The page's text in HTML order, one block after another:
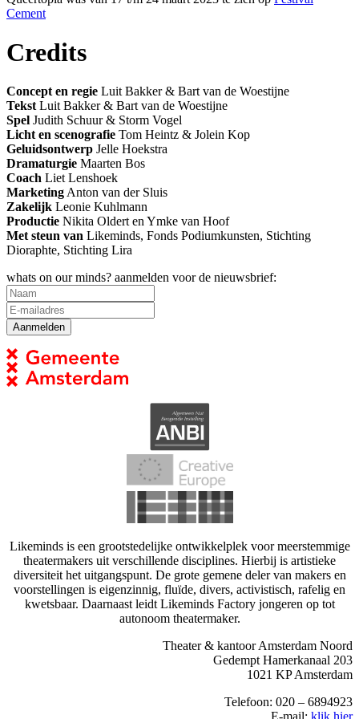
Cement
Credits
Concept en regie Luit Bakker & Bart van de Woestijne
TekstLuit Bakker & Bart van de Woestijne
Spel Judith Schuur & Storm Vogel
Licht en scenografie Tom Heintz & Jolein Kop
Geluidsontwerp Jelle Hoekstra
Dramaturgie Maarten Bos
Coach Liet Lenshoek
MarketingAnton van der Sluis
Zakelijk Leonie Kuhlmann
Productie Nikita Oldert en Ymke van Hoof
Met steun van Likeminds, Fonds Podiumkunsten, Stichting
Dioraphte, Stichting Lira
whats on our minds? aanmelden voor de nieuwsbrief:
Likeminds is een grootstedelijke ontwikkelplek voor meerstemmige
theatermakers uit verschillende disciplines. Hierbij is artistieke
diversiteit het uitgangspunt. De grote gemene deler van makers en
voorstellingen is eigenzinnig, fluïde, divers, activistisch, rafelig en
kwetsbaar. Daarnaast leidt Likeminds Factory jongeren op tot
autonoom theatermaker.
Theater & kantoor Amsterdam Noord
Gedempt Hamerkanaal 203
1021 KP Amsterdam
Telefoon: 020 – 6894923